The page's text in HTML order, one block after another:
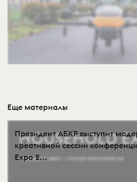
Еще материалы
Президент АБКР выступит
креативной сессии
Expo 2...